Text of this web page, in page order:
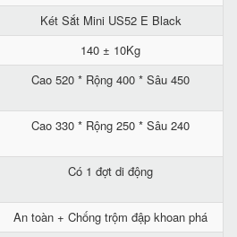
Két Sắt Mini US52 E Black
140 ± 10Kg
Cao 520 * Rộng 400 * Sâu 450
Cao 330 * Rộng 250 * Sâu 240
Có 1 đợt di động
An toàn + Chống trộm đập khoan phá